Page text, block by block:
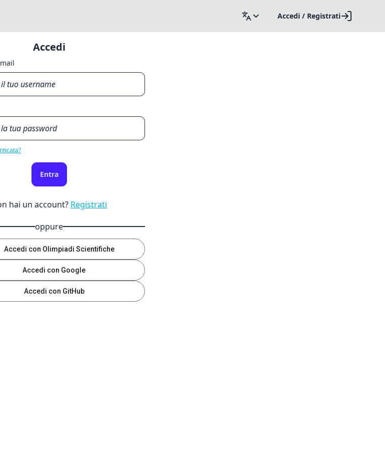
Accedi / Registrati
Accedi
Entra
hai un account? Registrati
oppure
Accedi con Olimpiadi Scientifiche
Accedi con Google
Accedi con GitHub